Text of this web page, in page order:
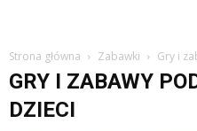
Strona główna Zabawki Gry i
GRY I ZABAWY
DZIECI